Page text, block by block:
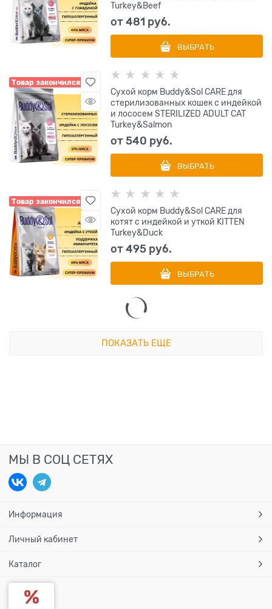
Turkey&Beef
от481 руб.
ВЫБРАТЬ
Товар закончился
Сухой корм Buddy&Sol CARE для
стерилизованных кошек с индейкой
и лососем STERILIZED ADULT CAT
Turkey&Salmon
от540 руб.
ВЫБРАТЬ
Товар закончился
Сухой корм Buddy&Sol CARE для
котят с индейкой и уткой KITTEN
Turkey&Duck
от495 руб.
ВЫБРАТЬ
ПОКАЗАТЬ ЕЩЕ
МЫ В СОЦ СЕТЯХ
Информация
Личный кабинет
Каталог